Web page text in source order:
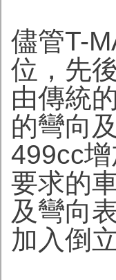
儘管T-
位，先
由傳統
的彎向
499cc
要求的
及彎向
加入倒